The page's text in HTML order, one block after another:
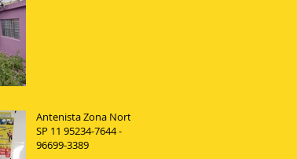
Antenista Zona Norte
SP 11 95234-7644 -
96699-3389